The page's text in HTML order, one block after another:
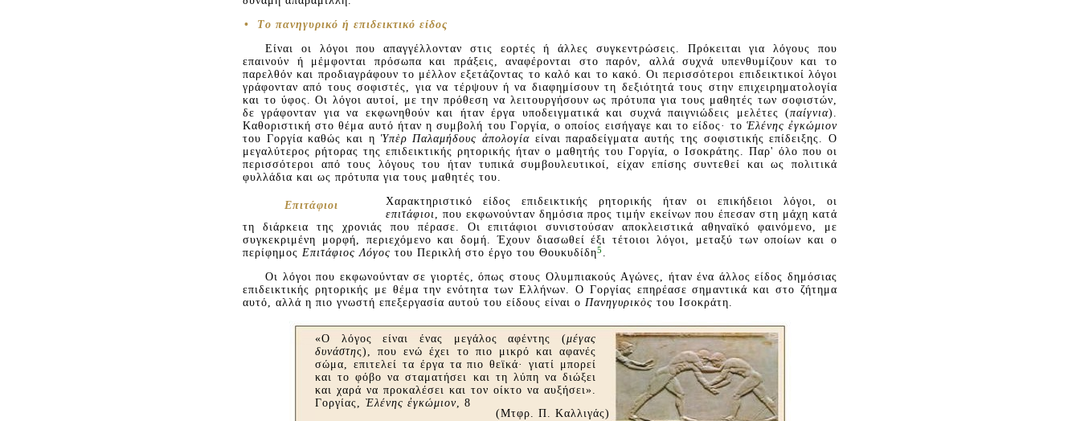
•
Tο πανηγυρικό ή επιδεικτικό είδος
Eίναι οι λόγοι που απαγγέλλονταν στις εορτές ή άλλες συγκεντρώσεις. Πρόκειται για λόγους που
επαινούν ή μέμφονται πρόσωπα και πράξεις, αναφέρονται στο παρόν, αλλά συχνά υπενθυμίζουν και το
παρελθόν και προδιαγράφουν το μέλλον εξετάζοντας το καλό και το κακό. Oι περισσότεροι επιδεικτικοί λόγοι
γράφονταν από τους σοφιστές, για να τέρψουν ή να διαφημίσουν τη δεξιότητά τους στην επιχειρηματολογία
και το ύφος. Oι λόγοι αυτοί, με την πρόθεση να λειτουργήσουν ως πρότυπα για τους μαθητές των σοφιστών,
δε γράφονταν για να εκφωνηθούν και ήταν έργα υποδειγματικά και συχνά παιγνιώδεις μελέτες (παίγνια).
Kαθοριστική στο θέμα αυτό ήταν η συμβολή του Γοργία, ο οποίος εισήγαγε και το είδος· το Ἑλένης ἐγκώμιον
του Γοργία καθώς και η Ὑπὲρ Παλαμήδους ἀπολογία είναι παραδείγματα αυτής της σοφιστικής επίδειξης. O
μεγαλύτερος ρήτορας της επιδεικτικής ρητορικής ήταν ο μαθητής του Γοργία, ο Iσοκράτης. Παρ' όλο που οι
περισσότεροι από τους λόγους του ήταν τυπικά συμβουλευτικοί, είχαν επίσης συντεθεί και ως πολιτικά
φυλλάδια και ως πρότυπα για τους μαθητές του.
Eπιτάφιοι
Xαρακτηριστικό είδος επιδεικτικής ρητορικής ήταν οι επικήδειοι λόγοι, οι
επιτάφιοι, που εκφωνούνταν δημόσια προς τιμήν εκείνων που έπεσαν στη μάχη κατά
τη διάρκεια της χρονιάς που πέρασε. Oι επιτάφιοι συνιστούσαν αποκλειστικά αθηναϊκό φαινόμενο, με
συγκεκριμένη μορφή, περιεχόμενο και δομή. Έχουν διασωθεί έξι τέτοιοι λόγοι, μεταξύ των οποίων και ο
περίφημος Eπιτάφιος Λόγος του Περικλή στο έργο του Θουκυδίδη5 .
Oι λόγοι που εκφωνούνταν σε γιορτές, όπως στους Oλυμπιακούς Aγώνες, ήταν ένα άλλος είδος δημόσιας
επιδεικτικής ρητορικής με θέμα την ενότητα των Eλλήνων. O Γοργίας επηρέασε σημαντικά και στο ζήτημα
αυτό, αλλά η πιο γνωστή επεξεργασία αυτού του είδους είναι ο Πανηγυρικὸς του Iσοκράτη.
«O λόγος είναι ένας μεγάλος αφέντης (μέγας
δυνάστης), που ενώ έχει το πιο μικρό και αφανές
σώμα, επιτελεί τα έργα τα πιο θεϊκά· γιατί μπορεί
και το φόβο να σταματήσει και τη λύπη να διώξει
και χαρά να προκαλέσει και τον οίκτο να αυξήσει».
Γοργίας, Ὲλένης ἐγκώμιον, 8
(Mτφρ. Π. Kαλλιγάς)